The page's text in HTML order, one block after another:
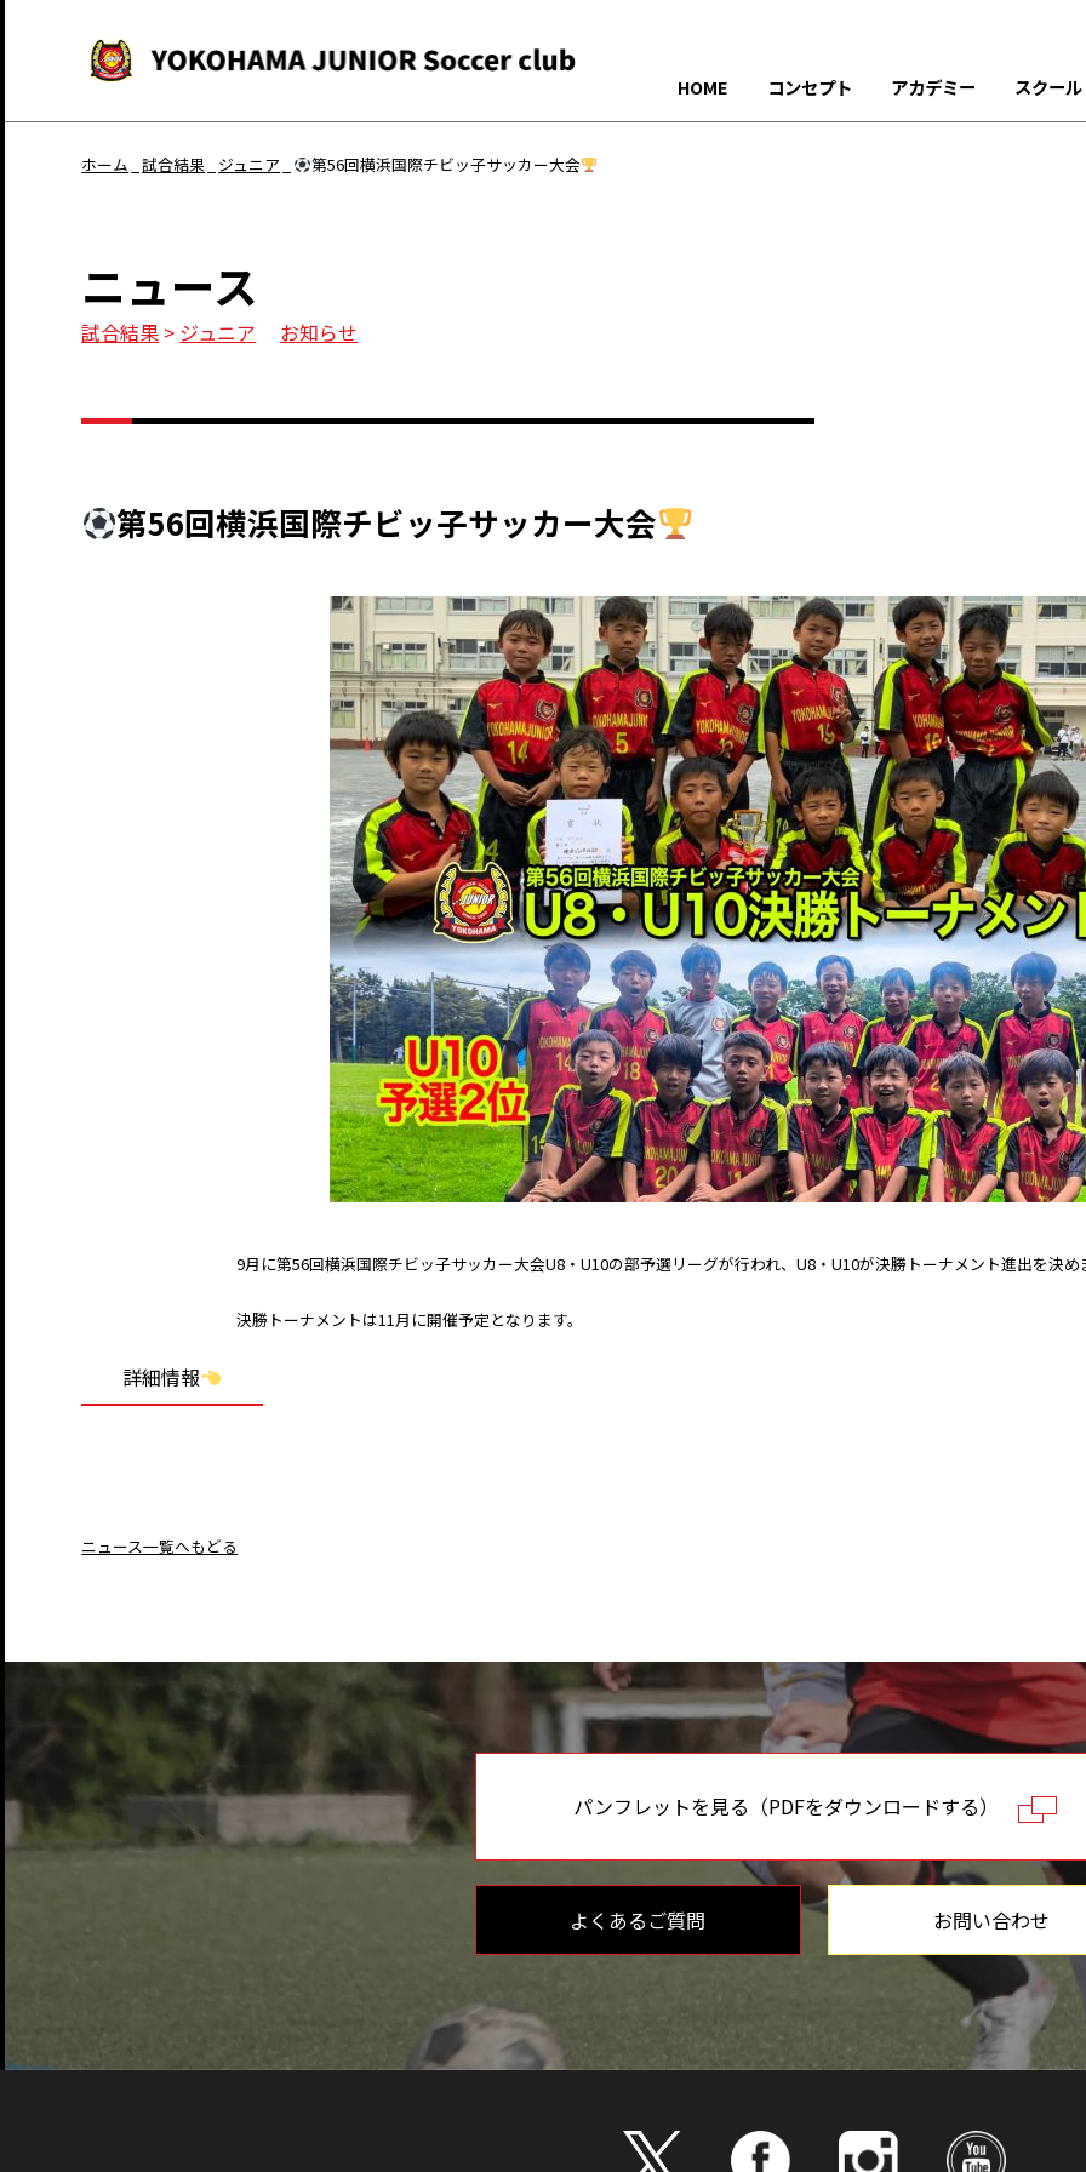
HOME コンセプト アカデミー スクール
ホーム 試合結果 ジュニア 第56回横浜国際チビッ子サッカー大会
ニュース
試合結果 > ジュニア お知らせ
第56回横浜国際チビッ子サッカー大会
9月に第56回横浜国際チビッ子サッカー大会U8・U10の部予選リーグが行われ、U8・U10が決勝トーナメント進出を決め
決勝トーナメントは11月に開催予定となります。
詳細情報
ニュース一覧へもどる
パンフレットを見る（PDFをダウンロードする）
よくあるご質問 お問い合わせ